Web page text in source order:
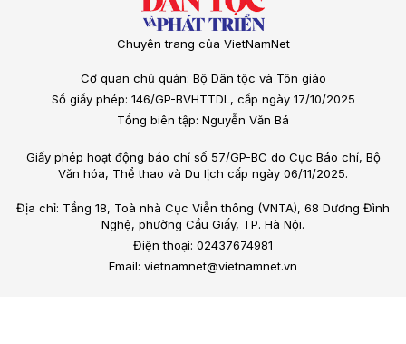
Chuyên trang của VietNamNet
Cơ quan chủ quản: Bộ Dân tộc và Tôn giáo
Số giấy phép: 146/GP-BVHTTDL, cấp ngày 17/10/2025
Tổng biên tập: Nguyễn Văn Bá
Giấy phép hoạt động báo chí số 57/GP-BC do Cục Báo chí, Bộ
Văn hóa, Thể thao và Du lịch cấp ngày 06/11/2025.
Địa chỉ: Tầng 18, Toà nhà Cục Viễn thông (VNTA), 68 Dương Đình
Nghệ, phường Cầu Giấy, TP. Hà Nội.
Điện thoại: 02437674981
Email: vietnamnet@vietnamnet.vn